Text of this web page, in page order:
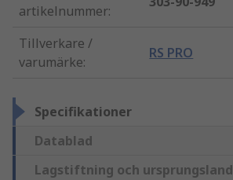
artikelnummer:
Tillverkare /
varumärke:
RS PRO
Specifikationer
Datablad
Lagstiftning och ursprungsland